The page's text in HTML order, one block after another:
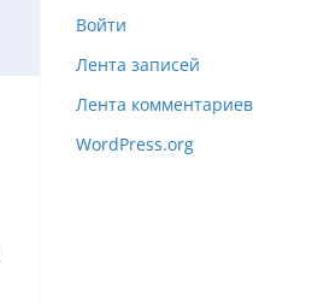
Войти
Лента записей
Лента комментариев
WordPress.org